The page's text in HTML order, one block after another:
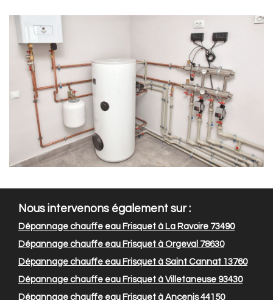
Nous intervenons également sur :
Dépannage chauffe eau Frisquet à La Ravoire 73490
Dépannage chauffe eau Frisquet à Orgeval 78630
Dépannage chauffe eau Frisquet à Saint Cannat 13760
Dépannage chauffe eau Frisquet à Villetaneuse 93430
Dépannage chauffe eau Frisquet à Ancenis 44150